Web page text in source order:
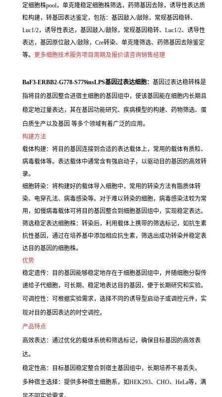
定细胞株pool，单克隆稳定细胞株筛选，药筛基因去除，诱导性表达质
粒构建，转基因表达鉴定，包括：基因敲入/敲除，常规基因稳转、
Luc1/2，诱导性表达，基因敲入/敲除，常规基因稳转、Luc1/2、诱导性
表达，基因原位敲入/敲除，Cre转染、单克隆筛选、药筛基因去除鉴定
等。 更多细胞技术服务项目周期及报价请咨询销售经理
BaF3-ERBB2-G778-S779insLPS基因过表达细胞： 基因过表达稳转株是
指将目的基因整合进宿主细胞的基因组中，使该基因能在细胞内长期且
稳定地过量表达，其在基因功能研究、疾病模型的构建、药物筛选、蛋
白质生产以及基因 等多个领域有着广泛的应用。
构建方法
载体构建：将目的基因连接到合适的表达载体上，常用的载体有质粒、
病毒载体等。表达载体中通常含有强启动子，以驱动目的基因的高效转
录。
细胞转染：将构建好的载体导入细胞中，常用的转染方法有脂质体转
染、电穿孔法、病毒感染等。对于难以转染的细胞，病毒感染法较为常
用，如慢病毒载体可将目的基因整合到细胞基因组中，实现稳定表达。
筛选稳定表达细胞株：转染后，利用载体上携带的筛选标记，如抗生素
抗性基因，通过在培养基中添加相应抗生素，筛选出成功转染并稳定表
达目的基因的细胞株。
优势
稳定遗传：目的基因能够稳定地存在于细胞基因组中，并随细胞分裂传
递给子代细胞，可长期、稳定地表达目的基因，便于长期研究和实验。
可调控性：可根据实验需求，选择不同的诱导型启动子或调控元件，实
现对目的基因表达的时空调控。
产品特点
高效表达：通过优化的载体系统和筛选标记，确保目标基因的高效表
达。
稳定性高：目标基因稳定整合到宿主基因组中，长期培养不易丢失。
多种宿主选择：提供多种宿主细胞系，如HEK293、CHO、HeLa等，满